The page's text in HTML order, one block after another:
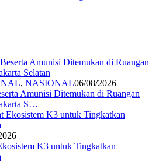
, NASIONAL06/08/2026
Amunisi Ditemukan di Ruangan
S…
K3 untuk Tingkatkan